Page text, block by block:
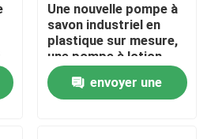
Une nouvelle pompe à
savon industriel en
plastique sur mesure,
une pompe à lotion
K201-4
envoyer une